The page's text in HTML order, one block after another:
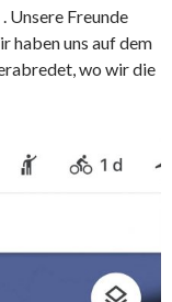
Unsere Freunde
haben uns auf dem
wo wir die